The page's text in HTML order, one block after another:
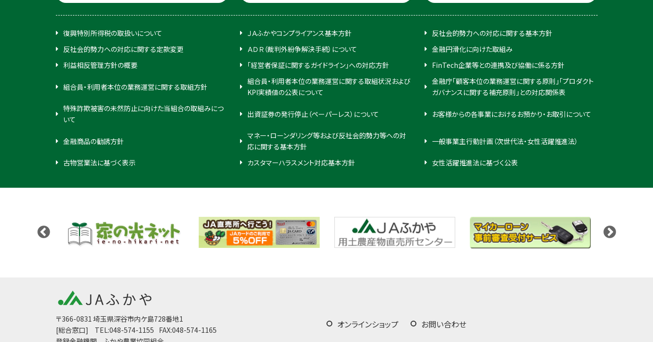
復興特別所得税の取扱いについて ＪＡふかやコンプライアンス基本方針
反社会的勢力への対応に関する基本方針
反社会的勢力への対応に関する定款変更
ＡＤＲ（裁判外紛争解決手続）について
金融円滑化に向けた取組み
利益相反管理方針の概要
「経営者保証に関するガイドライン」への対応方針 FinTech企業等との連携及び協働に係る方針
組合員・利用者本位の業務運営に関する取組方針
組合員・利用者本位の業務運営に関する取組状況および
KPI実績値の公表について
金融庁「顧客本位の業務運営に関する原則」「プロダクト
ガバナンスに関する補充原則」との対応関係表
特殊詐欺被害の未然防止に向けた当組合の取組みにつ
いて
出資証券の発行停止（ペーパーレス）について お客様からの各事業におけるお預かり・お取引について
金融商品の勧誘方針
マネー・ローンダリング等および反社会的勢力等への対
応に関する基本方針
一般事業主行動計画（次世代法・女性活躍推進法）
古物営業法に基づく表示 カスタマーハラスメント対応基本方針 女性活躍推進法に基づく公表
〒366-0831 埼玉県深谷市内ケ島728番地1
[総合窓口]
TEL:048-574-1155 FAX:048-574-1165
オンラインショップ お問い合わせ